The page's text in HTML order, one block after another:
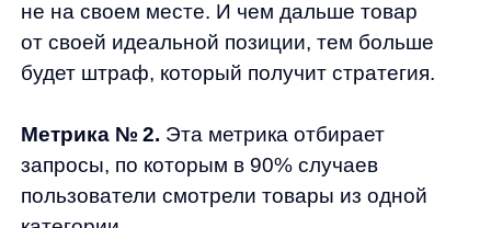
Метрика № 3.Эта метрика отбирает
запросы, по которым пользователи смотрели
набор категорий.
Пример: запрос «триммер». По нему
пользователи могут смотреть и товары
из категорий «Садовые инструменты»,